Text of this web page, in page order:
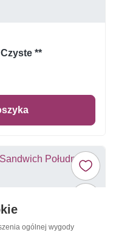
**
ogólnej wygody